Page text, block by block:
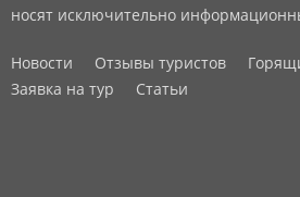
носят исключительно
Новости Отзывы туристов
Заявка на тур
Статьи